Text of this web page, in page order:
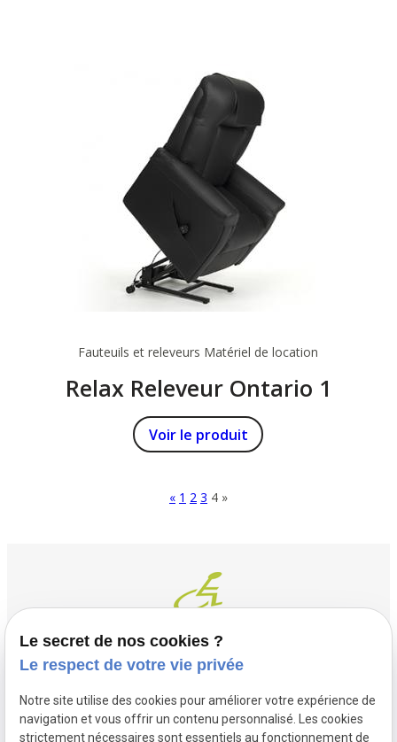
Fauteuils et releveurs Matériel de location
Relax Releveur Ontario 1
Voir le produit
« 1 2 3 4 »
Contact
03 20 32 97 37
flandremedical@gmail.com
1 Place Saint Piat
Le secret de nos cookies ?
Le respect de votre vie privée
Notre site utilise des cookies pour améliorer votre expérience de
navigation et vous offrir un contenu personnalisé. Les cookies
strictement nécessaires sont essentiels au fonctionnement de